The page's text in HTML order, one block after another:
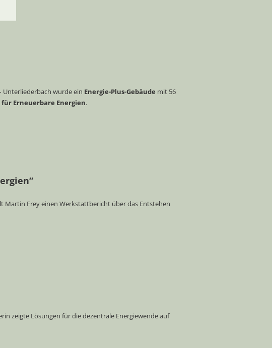
Unterliederbach wurde ein Energie-Plus-Gebäude mit 56
Erneuerbare Energien.
Martin Frey einen Werkstattbericht über das Entstehen
zeigte Lösungen für die dezentrale Energiewende auf